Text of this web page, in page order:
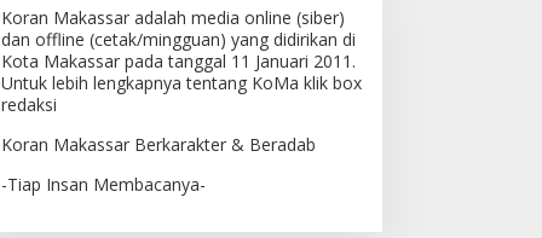
Koran Makassar adalah media online (siber)
dan offline (cetak/mingguan) yang didirikan di
Kota Makassar pada tanggal 11 Januari 2011.
Untuk lebih lengkapnya tentang KoMa klik box
redaksi
Koran Makassar Berkarakter & Beradab
-Tiap Insan Membacanya-